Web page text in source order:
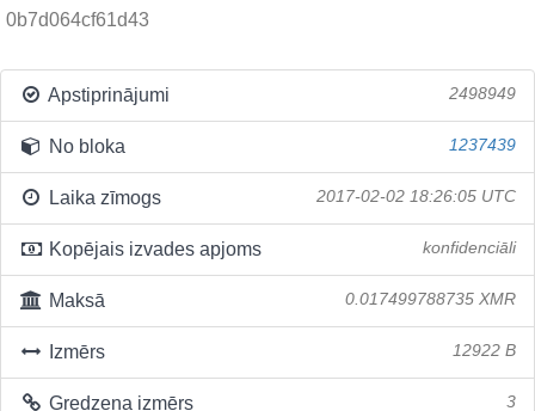
0b7d064cf61d43
Apstiprinājumi 2498949
No bloka 1237439
Laika zīmogs 2017-02-02 18:26:05 UTC
Kopējais izvades apjoms konfidenciāli
Maksā 0.017499788735 XMR
Izmērs 12922 B
Gredzena izmērs 3